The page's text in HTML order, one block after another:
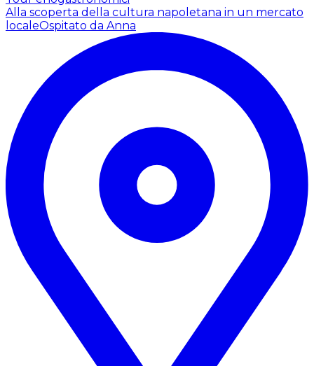
Alla scoperta della cultura napoletana in un mercato
localeOspitato da Anna